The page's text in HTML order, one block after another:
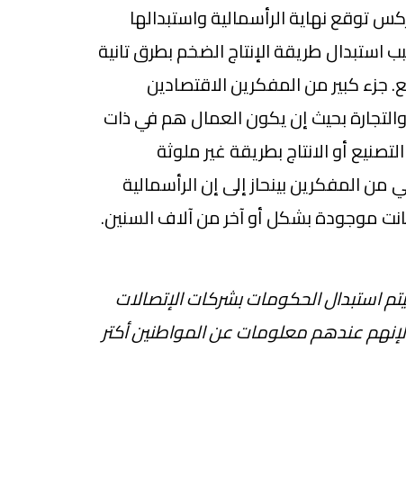
توقع نهاية الرأسمالية واستبدالها
طريقة الإنتاج الضخم بطرق تانية
كبير من المفكرين الاقتصادين
والتجارة بحيث إن يكون العمال هم في ذات
أو الانتاج بطريقة غير ملوثة
المفكرين بينحاز إلى إن الرأسمالية
موجودة بشكل أو آخر من آلاف السنين.
استبدال الحكومات بشركات الإتصالات
لإنهم عندهم معلومات عن المواطنين أكتر